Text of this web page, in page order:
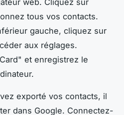
tous vos contacts.
gauche, cliquez sur
aux réglages.
et enregistrez le
exporté vos contacts, il
dans Google. Connectez-